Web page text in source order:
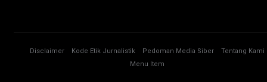
Disclaimer Kode Etik Jurnalistik Pedoman Media Siber
Tentang Kami
Menu Item